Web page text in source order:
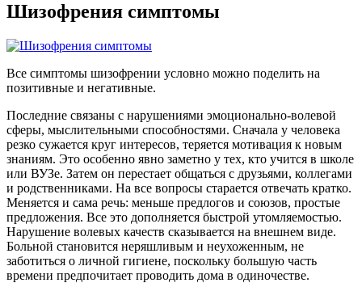
Шизофрения симптомы
Все симптомы шизофрении условно можно поделить на
позитивные и негативные.
Последние связаны с нарушениями эмоционально-волевой
сферы, мыслительными способностями. Сначала у человека
резко сужается круг интересов, теряется мотивация к новым
знаниям. Это особенно явно заметно у тех, кто учится в школе
или ВУЗе. Затем он перестает общаться с друзьями, коллегами
и родственниками. На все вопросы старается отвечать кратко.
Меняется и сама речь: меньше предлогов и союзов, простые
предложения. Все это дополняется быстрой утомляемостью.
Нарушение волевых качеств сказывается на внешнем виде.
Больной становится неряшливым и неухоженным, не
заботиться о личной гигиене, поскольку большую часть
времени предпочитает проводить дома в одиночестве.